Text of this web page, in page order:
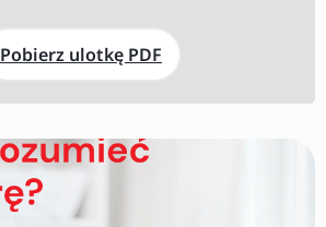
Pobierz ulotkę PDF